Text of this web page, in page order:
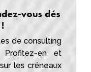
vous dés
de consulting
en et
les créneaux